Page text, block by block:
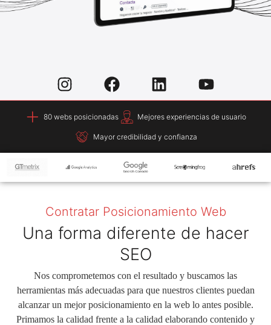
80 webs posicionadas Mejores experiencias de usuario
Mayor credibilidad y confianza
Contratar Posicionamiento Web
Una forma diferente de hacer
SEO
Nos comprometemos con el resultado y buscamos las
herramientas más adecuadas para que nuestros clientes puedan
alcanzar un mejor posicionamiento en la web lo antes posible.
Primamos la calidad frente a la calidad elaborando contenido y